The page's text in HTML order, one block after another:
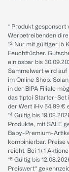
* Produkt gesponsert
Werbetreibenden
*³ Nur mit gültiger jö
Feuchttücher.
einlösbar bis
Sammelwert wird auf
im Online Shop.
in der BIPA Filiale
das tiptoi Starter-Set
der Wert iHv 54.99 €
*⁴ Gültig bis
Produkte, mit SALE
Baby-Premium-
kombinierbar. Preise
reicht. Bei 1+1
*⁸ Gültig bis
Preiswert“